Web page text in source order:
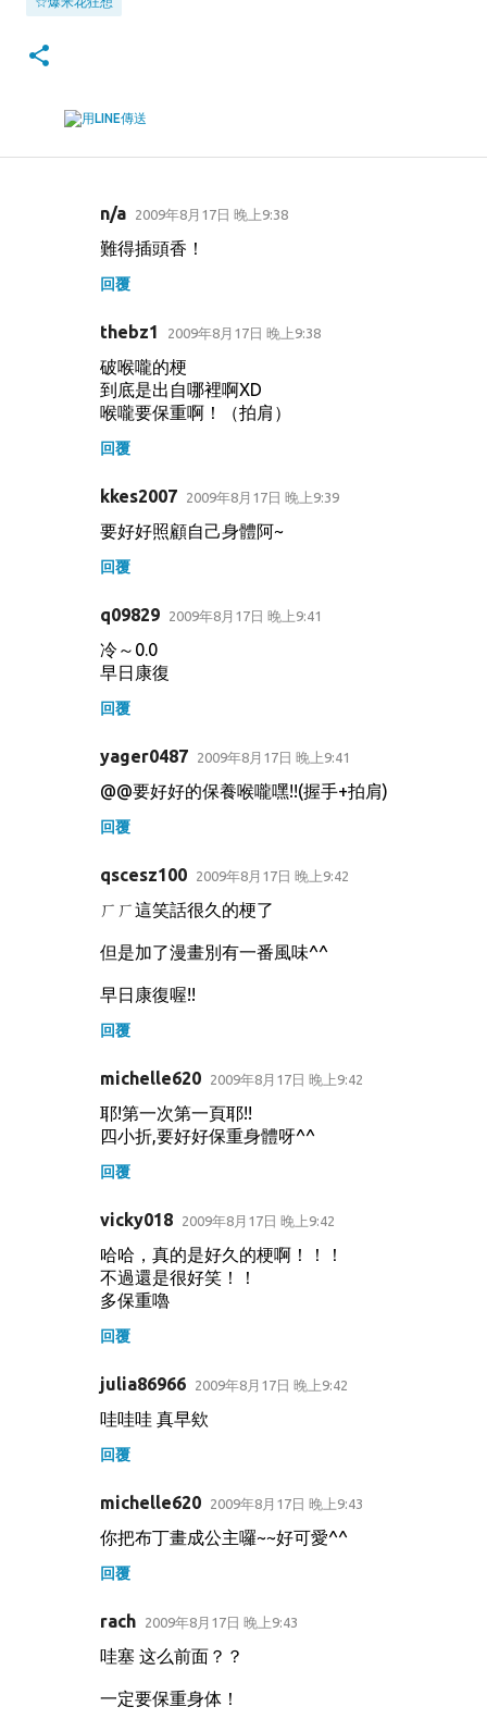
n/a 2009年8月17日 晚上9:38
難得插頭香！
回覆
thebz1 2009年8月17日 晚上9:38
破喉嚨的梗
到底是出自哪裡啊XD
喉嚨要保重啊！（拍肩）
回覆
kkes2007 2009年8月17日 晚上9:39
要好好照顧自己身體阿~
回覆
q09829 2009年8月17日 晚上9:41
冷～0.0
早日康復
回覆
yager0487 2009年8月17日 晚上9:41
@@要好好的保養喉嚨嘿!!(握手+拍肩)
回覆
qscesz100 2009年8月17日 晚上9:42
ㄏㄏ這笑話很久的梗了
但是加了漫畫別有一番風味^^
早日康復喔!!
回覆
michelle620 2009年8月17日 晚上9:42
耶!第一次第一頁耶!!
四小折,要好好保重身體呀^^
回覆
vicky018 2009年8月17日 晚上9:42
哈哈，真的是好久的梗啊！！！
不過還是很好笑！！
多保重嚕
回覆
julia86966 2009年8月17日 晚上9:42
哇哇哇 真早欸
回覆
michelle620 2009年8月17日 晚上9:43
你把布丁畫成公主囉~~好可愛^^
回覆
rach 2009年8月17日 晚上9:43
哇塞 这么前面？？
一定要保重身体！